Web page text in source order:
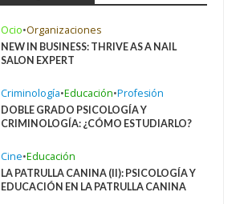
Ocio•Organizaciones
NEW IN BUSINESS: THRIVE AS A NAIL
SALON EXPERT
Criminología•Educación•Profesión
DOBLE GRADO PSICOLOGÍA Y
CRIMINOLOGÍA: ¿CÓMO ESTUDIARLO?
Cine•Educación
LA PATRULLA CANINA (II): PSICOLOGÍA Y
EDUCACIÓN EN LA PATRULLA CANINA